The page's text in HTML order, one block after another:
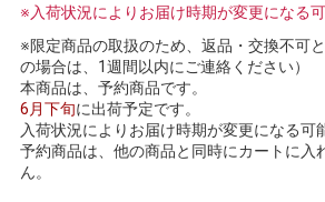
※入荷状況によりお届け時期が変更になる
※限定商品の取扱のため、返品・交換不可
の場合は、1週間以内にご連絡ください）
本商品は、予約商品です。
6月下旬に出荷予定です。
入荷状況によりお届け時期が変更になる可
予約商品は、他の商品と同時にカートに入
ん。